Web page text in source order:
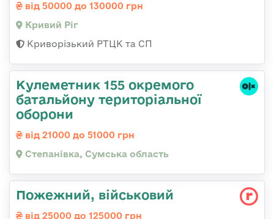
від 50000 до 130000 грн
Кривий Ріг
Криворізький РТЦК та СП
Кулеметник 155 окремого
батальйону територіальної
оборони
від 21000 до 51000 грн
Степанівка, Сумська область
Пожежний, військовий
від 25000 до 125000 грн